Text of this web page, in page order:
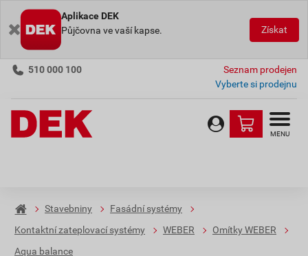
Aplikace DEK
Půjčovna ve vaší kapse.
Získat
510 000 100
Seznam prodejen
Vyberte si prodejnu
MENU
Stavebniny
Fasádní systémy
Kontaktní zateplovací systémy
WEBER
Omítky WEBER
Aqua balance